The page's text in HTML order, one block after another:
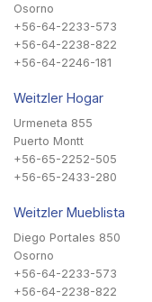
Osorno
+56-64-2233-573
+56-64-2238-822
+56-64-2246-181
Weitzler Hogar
Urmeneta 855
Puerto Montt
+56-65-2252-505
+56-65-2433-280
Weitzler Mueblista
Diego Portales 850
Osorno
+56-64-2233-573
+56-64-2238-822